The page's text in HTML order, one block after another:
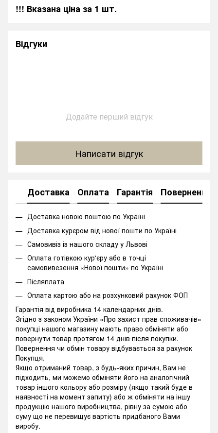
!!! Вказана ціна за 1 шт.
Відгуки
Додайте перший відгук
Написати відгук
Доставка Оплата Гарантія Повернення
Доставка новою поштою по Україні
Доставка курєром від нової пошти по Україні
Самовивіз із нашого складу у Львові
Оплата готівкою кур'єру або в точці
самовивезення «Нової пошти» по Україні
Післяплата
Оплата картою або на розхунковий рахунок ФОП
Гарантія від виробника 14 календарних днів.
Згідно з законом України «Про захист прав споживачів»
покупці нашого магазину мають право обміняти або
повернути товар протягом 14 днів після покупки.
Повернення чи обмін товару відбувається за рахунок
Покупця.
Якщо отриманий товар, з будь-яких причин, Вам не
підходить, ми можемо обміняти його на аналогічний
товар іншого кольору або розміру (якщо такий буде в
наявності на момент запиту) або ж обміняти на іншу
продукцію нашого виробництва, рівну за сумою або
суму що не перевищує вартість придбаного Вами
виробу.